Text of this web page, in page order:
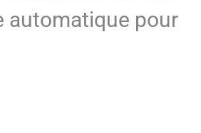
automatique pour